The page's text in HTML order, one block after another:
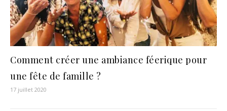
Comment créer une ambiance féerique pour
une fête de famille ?
17 juillet 2020